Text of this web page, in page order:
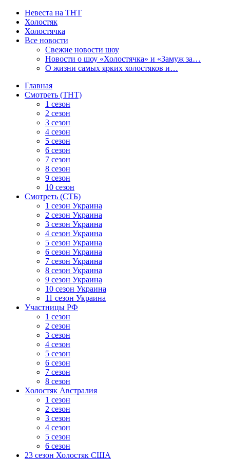
Невеста на ТНТ
Холостяк
Холостячка
Все новости
Свежие новости шоу
Новости о шоу «Холостячка» и «Замуж за…
О жизни самых ярких холостяков и…
Главная
Смотреть (ТНТ)
1 сезон
2 сезон
3 сезон
4 сезон
5 сезон
6 сезон
7 сезон
8 сезон
9 сезон
10 сезон
Смотреть (СТБ)
1 сезон Украина
2 сезон Украина
3 сезон Украина
4 сезон Украина
5 сезон Украина
6 сезон Украина
7 сезон Украина
8 сезон Украина
9 сезон Украина
10 сезон Украина
11 сезон Украина
Участницы РФ
1 сезон
2 сезон
3 сезон
4 сезон
5 сезон
6 сезон
7 сезон
8 сезон
Холостяк Австралия
1 сезон
2 сезон
3 сезон
4 сезон
5 сезон
6 сезон
23 сезон Холостяк США